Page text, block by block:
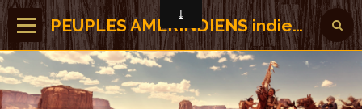
PEUPLES AMERINDIENS indiens des Amérique